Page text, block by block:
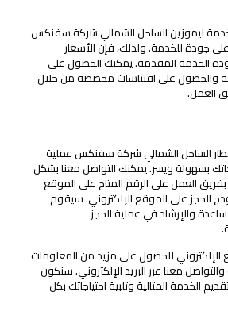
ليموزين الساحل الشمالي شركة سفنكس
جودة للخدمة. ولذلك، فإن الأسعار
الخدمة المقدمة. يمكنك الحصول على
والحصول على اقتباسات مخصصة من خلال
العمل.
الساحل الشمالي شركة سفنكس عملية
بسهولة ويسر. يمكنك التواصل معنا بشكل
العمل على الرقم المتاح على الموقع
الحجز على الموقع الإلكتروني. سيقوم
والإرشاد في عملية الحجز
الإلكتروني للحصول على مزيد من المعلومات
معنا عبر البريد الإلكتروني. سنكون
الخدمة المثالية وتلبية احتياجاتك بكل